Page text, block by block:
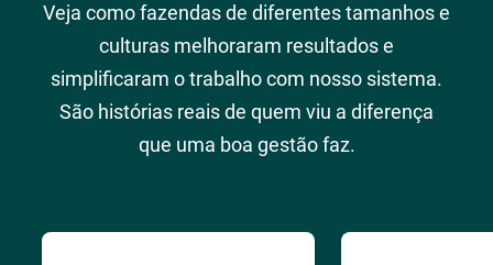
Veja como fazendas de diferentes tamanhos e
culturas melhoraram resultados e
simplificaram o trabalho com nosso sistema.
São histórias reais de quem viu a diferença
que uma boa gestão faz.